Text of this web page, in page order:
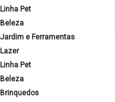
Linha Pet
Beleza
Jardim e Ferramentas
Lazer
Linha Pet
Beleza
Brinquedos